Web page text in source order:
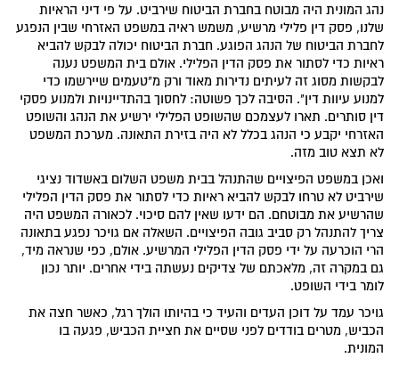
נהג המונית היה מבוטח בחברת הביטוח שירביט. על פי דיני הראיות
שלנו, פסק דין פלילי מרשיע, משמש ראיה במשפט האזרחי שבין הנפגע
לחברת הביטוח של הנהג הפוגע. חברת הביטוח יכולה לבקש להביא
ראיות כדי לסתור את פסק הדין הפלילי. אולם בית המשפט נענה
לבקשות מסוג זה לעיתים נדירות מאוד ורק מ"טעמים שיירשמו כדי
למנוע עיוות דין". הסיבה לכך פשוטה: לחסוך בהתדיינויות ולמנוע פסקי
דין סותרים. תארו לעצמכם שהשופט הפלילי ירשיע את הנהג והשופט
האזרחי יקבע כי הנהג בכלל לא היה בזירת התאונה. מערכת המשפט
לא תצא טוב מזה.
ואכן במשפט הפיצויים שהתנהל בבית משפט השלום באשדוד נציגי
שירביט לא טרחו לבקש להביא ראיות כדי לסתור את פסק הדין הפלילי
שהרשיע את מבוטחם. הם ידעו שאין להם סיכוי. לכאורה המשפט היה
צריך להתנהל רק סביב גובה הפיצויים. השאלה אם גויכר נפגע בתאונה
הרי הוכרעה על ידי פסק הדין הפלילי המרשיע. אולם, כפי שנראה מיד,
גם במקרה זה, מלאכתם של צדיקים נעשתה בידי אחרים. יותר נכון
לומר בידי השופט.
גויכר עמד על דוכן העדים והעיד כי בהיותו הולך רגל, כאשר חצה את
הכביש, מטרים בודדים לפני שסיים את חציית הכביש, פגעה בו
המונית.